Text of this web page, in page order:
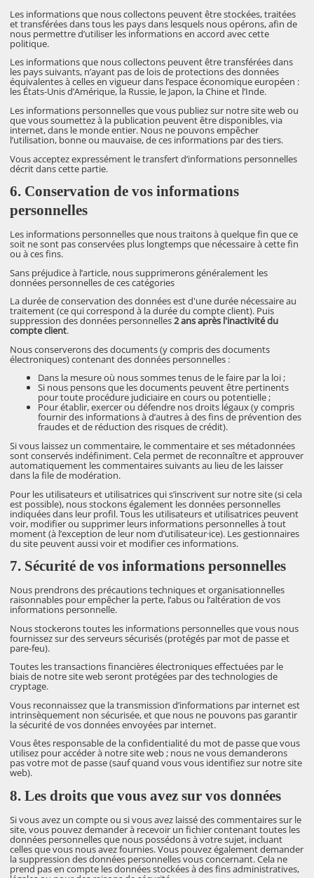
Les informations que nous collectons peuvent être stockées, traitées
et transférées dans tous les pays dans lesquels nous opérons, afin de
nous permettre d’utiliser les informations en accord avec cette
politique.
Les informations que nous collectons peuvent être transférées dans
les pays suivants, n’ayant pas de lois de protections des données
équivalentes à celles en vigueur dans l’espace économique européen :
les États-Unis d’Amérique, la Russie, le Japon, la Chine et l’Inde.
Les informations personnelles que vous publiez sur notre site web ou
que vous soumettez à la publication peuvent être disponibles, via
internet, dans le monde entier. Nous ne pouvons empêcher
l’utilisation, bonne ou mauvaise, de ces informations par des tiers.
Vous acceptez expressément le transfert d’informations personnelles
décrit dans cette partie.
6. Conservation de vos informations
personnelles
Les informations personnelles que nous traitons à quelque fin que ce
soit ne sont pas conservées plus longtemps que nécessaire à cette fin
ou à ces fins.
Sans préjudice à l’article, nous supprimerons généralement les
données personnelles de ces catégories
La durée de conservation des données est d'une durée nécessaire au
traitement (ce qui correspond à la durée du compte client). Puis
suppression des données personnelles2 ans après l'inactivité du
compte client.
Nous conserverons des documents (y compris des documents
électroniques) contenant des données personnelles :
Dans la mesure où nous sommes tenus de le faire par la loi ;
Si nous pensons que les documents peuvent être pertinents
pour toute procédure judiciaire en cours ou potentielle ;
Pour établir, exercer ou défendre nos droits légaux (y compris
fournir des informations à d’autres à des fins de prévention des
fraudes et de réduction des risques de crédit).
Si vous laissez un commentaire, le commentaire et ses métadonnées
sont conservés indéfiniment. Cela permet de reconnaître et approuver
automatiquement les commentaires suivants au lieu de les laisser
dans la file de modération.
Pour les utilisateurs et utilisatrices qui s’inscrivent sur notre site (si cela
est possible), nous stockons également les données personnelles
indiquées dans leur profil. Tous les utilisateurs et utilisatrices peuvent
voir, modifier ou supprimer leurs informations personnelles à tout
moment (à l’exception de leur nom d’utilisateur·ice). Les gestionnaires
du site peuvent aussi voir et modifier ces informations.
7. Sécurité de vos informations personnelles
Nous prendrons des précautions techniques et organisationnelles
raisonnables pour empêcher la perte, l’abus ou l’altération de vos
informations personnelle.
Nous stockerons toutes les informations personnelles que vous nous
fournissez sur des serveurs sécurisés (protégés par mot de passe et
pare-feu).
Toutes les transactions financières électroniques effectuées par le
biais de notre site web seront protégées par des technologies de
cryptage.
Vous reconnaissez que la transmission d’informations par internet est
intrinsèquement non sécurisée, et que nous ne pouvons pas garantir
la sécurité de vos données envoyées par internet.
Vous êtes responsable de la confidentialité du mot de passe que vous
utilisez pour accéder à notre site web ; nous ne vous demanderons
pas votre mot de passe (sauf quand vous vous identifiez sur notre site
web).
8. Les droits que vous avez sur vos données
Si vous avez un compte ou si vous avez laissé des commentaires sur le
site, vous pouvez demander à recevoir un fichier contenant toutes les
données personnelles que nous possédons à votre sujet, incluant
celles que vous nous avez fournies. Vous pouvez également demander
la suppression des données personnelles vous concernant. Cela ne
prend pas en compte les données stockées à des fins administratives,